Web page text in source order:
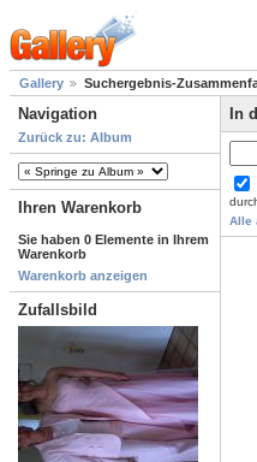
Gallery Suchergebnis-
Navigation
Zurück zu: Album
Ihren Warenkorb
Sie haben 0 Elemente in Ihrem
Warenkorb
Warenkorb anzeigen
Zufallsbild
In
Alle